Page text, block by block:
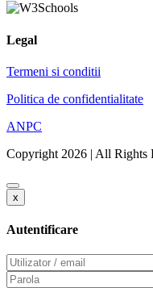
Legal
Termeni si conditii
Politica de confidentialitate
ANPC
Copyright 2026 | All Rights
x
Autentificare